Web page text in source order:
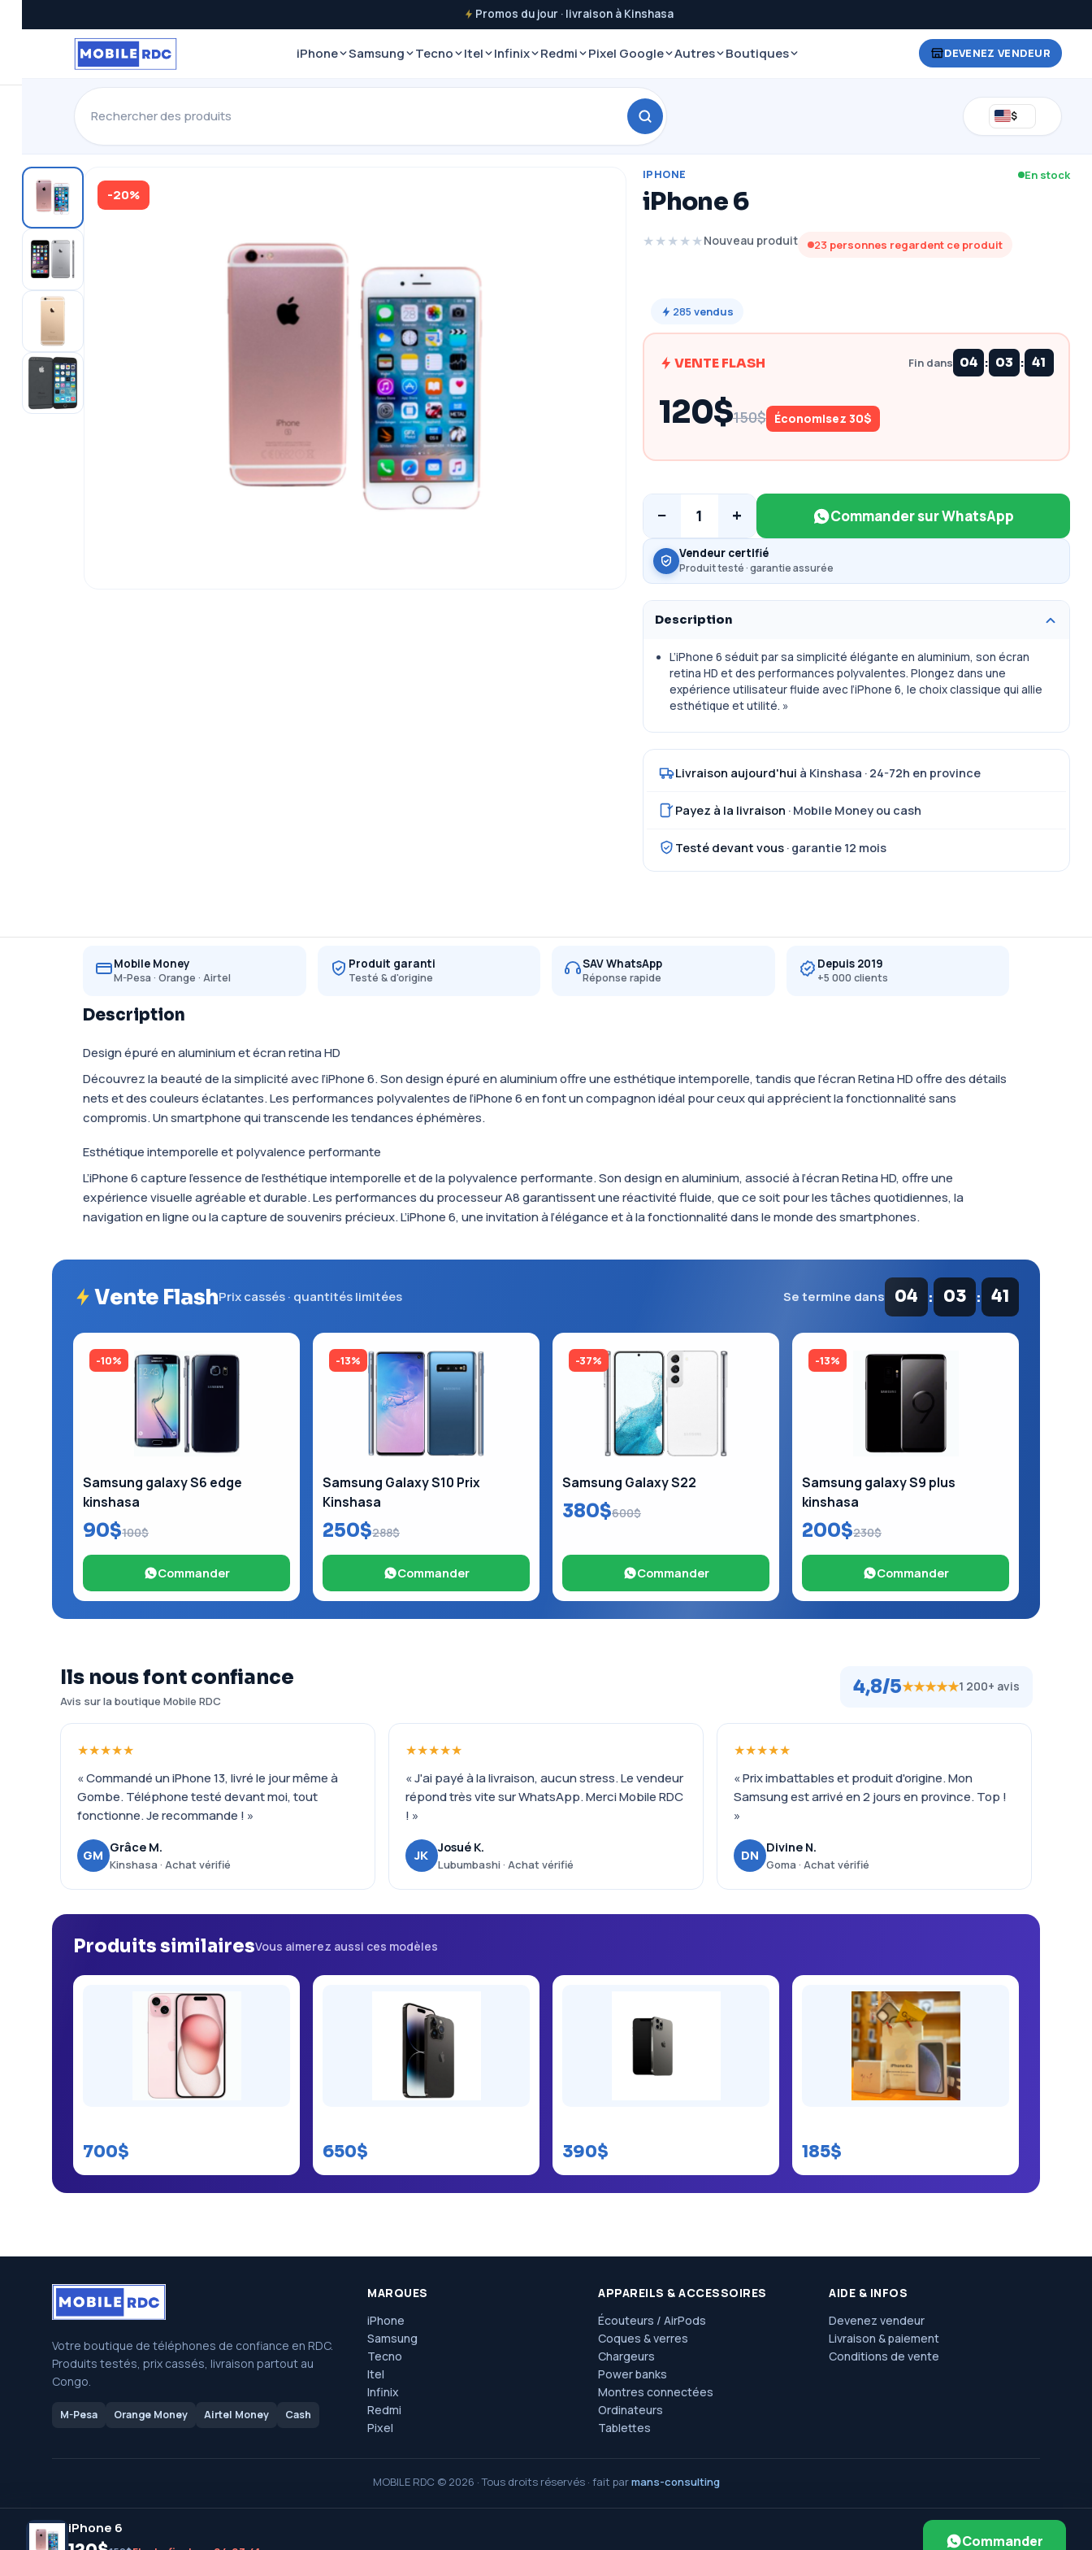
Promos du jour · livraison à Kinshasa
iPhone Samsung Tecno Itel Infinix Redmi Pixel Google Autres Boutiques DEVENEZ VENDEUR
$
-20%
IPHONE En stock
iPhone 6
★★★★★Nouveau produit 23 personnes regardent ce produit
285 vendus
VENTE FLASH Fin dans 04 : 03 : 40
120$150$ Économisez 30$
− 1 + Commander sur WhatsApp
Vendeur certifié
Produit testé · garantie assurée
Description
L’iPhone 6 séduit par sa simplicité élégante en aluminium, son écran
retina HD et des performances polyvalentes. Plongez dans une
expérience utilisateur fluide avec l’iPhone 6, le choix classique qui allie
esthétique et utilité. »
Livraison aujourd'hui à Kinshasa · 24-72h en province
Payez à la livraison · Mobile Money ou cash
Testé devant vous· garantie 12 mois
Mobile Money
M-Pesa · Orange · Airtel
Produit garanti
Testé & d'origine
SAV WhatsApp
Réponse rapide
Depuis 2019
+5 000 clients
Description
Design épuré en aluminium et écran retina HD
Découvrez la beauté de la simplicité avec l’iPhone 6. Son design épuré en aluminium offre une esthétique intemporelle, tandis que l’écran Retina HD offre des détails
nets et des couleurs éclatantes. Les performances polyvalentes de l’iPhone 6 en font un compagnon idéal pour ceux qui apprécient la fonctionnalité sans
compromis. Un smartphone qui transcende les tendances éphémères.
Esthétique intemporelle et polyvalence performante
L’iPhone 6 capture l’essence de l’esthétique intemporelle et de la polyvalence performante. Son design en aluminium, associé à l’écran Retina HD, offre une
expérience visuelle agréable et durable. Les performances du processeur A8 garantissent une réactivité fluide, que ce soit pour les tâches quotidiennes, la
navigation en ligne ou la capture de souvenirs précieux. L’iPhone 6, une invitation à l’élégance et à la fonctionnalité dans le monde des smartphones.
Vente FlashPrix cassés · quantités limitées Se termine dans 04 : 03 : 41
-10%
Samsung galaxy S6 edge
kinshasa
90$100$
Commander
-13%
Samsung Galaxy S10 Prix
Kinshasa
250$288$
Commander
-37%
Samsung Galaxy S22
380$600$
Commander
-13%
Samsung galaxy S9 plus
kinshasa
200$230$
Commander
Ils nous font confiance
Avis sur la boutique Mobile RDC
4,8/5★★★★★1 200+ avis
★★★★★
« Commandé un iPhone 13, livré le jour même à
Gombe. Téléphone testé devant moi, tout
fonctionne. Je recommande ! »
GM Grâce M.
Kinshasa · Achat vérifié
★★★★★
« J'ai payé à la livraison, aucun stress. Le vendeur
répond très vite sur WhatsApp. Merci Mobile RDC
! »
JK Josué K.
Lubumbashi · Achat vérifié
★★★★★
« Prix imbattables et produit d'origine. Mon
Samsung est arrivé en 2 jours en province. Top !
»
DN Divine N.
Goma · Achat vérifié
Produits similairesVous aimerez aussi ces modèles
700$ 650$ 390$ 185$
iPhone 6
Commander
Votre boutique de téléphones de confiance en RDC.
Produits testés, prix cassés, livraison partout au
Congo.
M-Pesa Orange Money Airtel Money Cash
MARQUES
iPhone
Samsung
Tecno
Itel
Infinix
Redmi
Pixel
APPAREILS & ACCESSOIRES
Écouteurs / AirPods
Coques & verres
Chargeurs
Power banks
Montres connectées
Ordinateurs
Tablettes
AIDE & INFOS
Devenez vendeur
Livraison & paiement
Conditions de vente
MOBILE RDC © 2026 · Tous droits réservés · fait parmans-consulting
MOBILE RDC 2025 PAR
Avenue Nguma, 77, ma campagne, jolie parc, ngaliema/kinshasa. Réf : l'église saint Luc et